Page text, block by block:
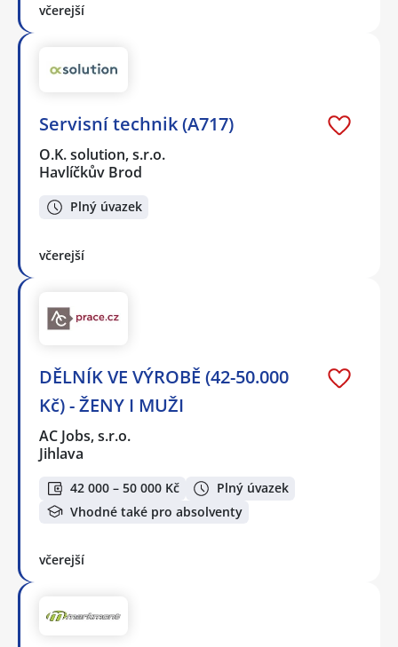
včerejší
Servisní technik (A717)
O.K. solution, s.r.o.
Havlíčkův Brod
Plný úvazek
včerejší
DĚLNÍK VE VÝROBĚ (42-50.000
Kč) - ŽENY I MUŽI
AC Jobs, s.r.o.
Jihlava
42 000 – 50 000 Kč
Plný úvazek
Vhodné také pro absolventy
včerejší